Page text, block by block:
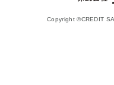
Copyright ©CREDIT